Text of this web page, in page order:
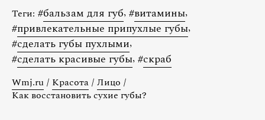
Теги: #бальзам для губ, #витамины,
#привлекательные припухлые губы,
#сделать губы пухлыми,
#сделать красивые губы, #скраб
Wmj.ru / Красота / Лицо /
Как восстановить сухие губы?